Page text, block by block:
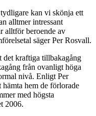
kan vi skönja ett
alltmer intressant
alltför beroende av
säger Per Rosvall.
det kraftiga tillbakagång
från ovanligt höga
nivå. Enligt Per
hem de förlorade
med högsta
2006.